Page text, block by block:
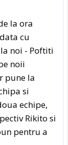
la ora
cu
noi - Poftiti
noii
pune la
si
echipe,
Rikito si
pentru a